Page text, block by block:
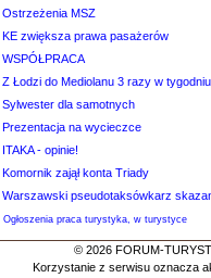
Ostrzeżenia MSZ
KE zwiększa prawa pasażerów
WSPÓŁPRACA
Z Łodzi do Mediolanu 3 razy w tygodniu
Sylwester dla samotnych
Prezentacja na wycieczce
ITAKA - opinie!
Komornik zajął konta Triady
Warszawski pseudotaksówkarz
Ogłoszenia praca turystyka, w turystyce
© 2026 FORUM-
Korzystanie z serwisu oznacza